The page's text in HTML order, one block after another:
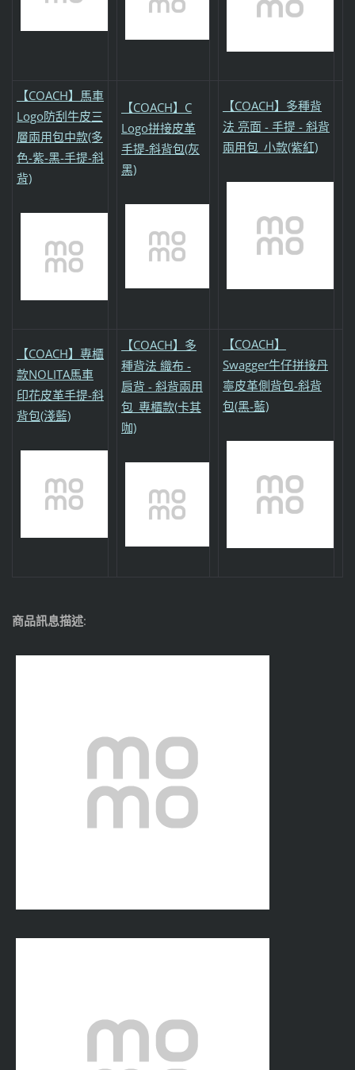
【COACH】馬車
Logo防刮牛皮三
層兩用包中款(多
色-紫-黑-手提-斜
背)
【COACH】C
Logo拼接皮革
手提-斜背包(灰
黑)
【COACH】多種背
法 亮面 - 手提 - 斜背
兩用包_小款(紫紅)
【COACH】專櫃
款NOLITA馬車
印花皮革手提-斜
背包(淺藍)
【COACH】多
種背法 織布 -
肩背 - 斜背兩用
包_專櫃款(卡其
咖)
【COACH】
Swagger牛仔拼接丹
寧皮革側背包-斜背
包(黑-藍)
商品訊息描述: